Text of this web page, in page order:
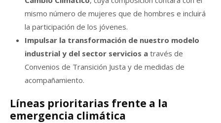
mismo número de mujeres que de hombres e incluirá
la participación de los jóvenes.
Impulsar la transformación de nuestro modelo
industrial y del sector servicios a través de
Convenios de Transición Justa y de medidas de
acompañamiento.
Líneas prioritarias frente a la
emergencia climática